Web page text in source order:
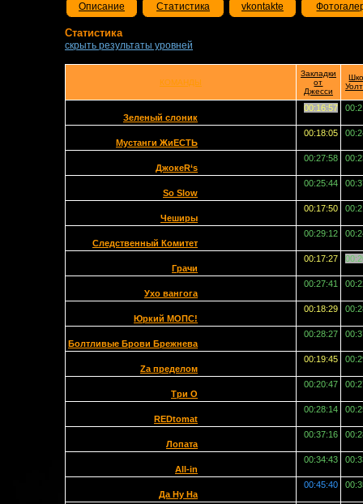
Описание Статистика vkontakte
Статистика
скрыть результаты уровней
КОМАНДЫ
Закладки
от
Джесси
Зеленый слоник
00:16:57
Мустанги ЖиЕСТЬ
00:18:05
ДжокеR‘s
00:27:58
So Slow
00:25:44
Чеширы
00:17:50
Следственный Комитет
00:29:12
Грачи
00:17:27
Ухо вангога
00:27:41
Юркий МОПС!
00:18:29
Болтливые Брови Брежнева
00:28:27
Zа пределом
00:19:45
Три О
00:20:47
REDtomat
00:28:14
Лопата
00:37:16
All-in
00:34:43
Да Ну На
00:45:40